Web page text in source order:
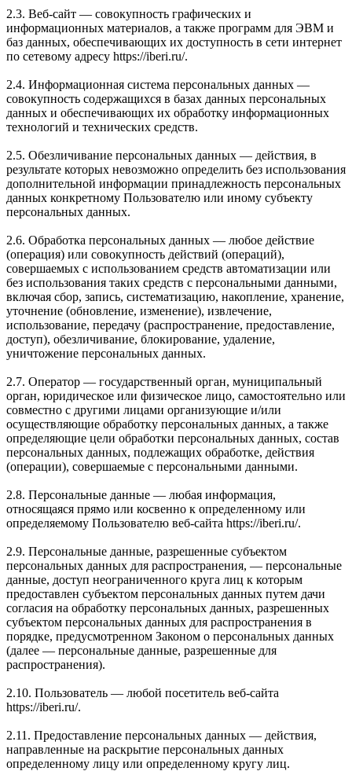
2.3. Веб-сайт — совокупность графических и
информационных материалов, а также программ для ЭВМ и
баз данных, обеспечивающих их доступность в сети интернет
по сетевому адресу https://iberi.ru/.
2.4. Информационная система персональных данных —
совокупность содержащихся в базах данных персональных
данных и обеспечивающих их обработку информационных
технологий и технических средств.
2.5. Обезличивание персональных данных — действия, в
результате которых невозможно определить без использования
дополнительной информации принадлежность персональных
данных конкретному Пользователю или иному субъекту
персональных данных.
2.6. Обработка персональных данных — любое действие
(операция) или совокупность действий (операций),
совершаемых с использованием средств автоматизации или
без использования таких средств с персональными данными,
включая сбор, запись, систематизацию, накопление, хранение,
уточнение (обновление, изменение), извлечение,
использование, передачу (распространение, предоставление,
доступ), обезличивание, блокирование, удаление,
уничтожение персональных данных.
2.7. Оператор — государственный орган, муниципальный
орган, юридическое или физическое лицо, самостоятельно или
совместно с другими лицами организующие и/или
осуществляющие обработку персональных данных, а также
определяющие цели обработки персональных данных, состав
персональных данных, подлежащих обработке, действия
(операции), совершаемые с персональными данными.
2.8. Персональные данные — любая информация,
относящаяся прямо или косвенно к определенному или
определяемому Пользователю веб-сайта https://iberi.ru/.
2.9. Персональные данные, разрешенные субъектом
персональных данных для распространения, — персональные
данные, доступ неограниченного круга лиц к которым
предоставлен субъектом персональных данных путем дачи
согласия на обработку персональных данных, разрешенных
субъектом персональных данных для распространения в
порядке, предусмотренном Законом о персональных данных
(далее — персональные данные, разрешенные для
распространения).
2.10. Пользователь — любой посетитель веб-сайта
https://iberi.ru/.
2.11. Предоставление персональных данных — действия,
направленные на раскрытие персональных данных
определенному лицу или определенному кругу лиц.